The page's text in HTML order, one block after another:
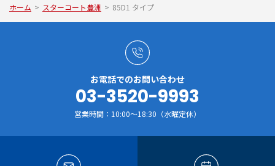
ホーム > スターコート豊洲 > 85D1 タイプ
お電話でのお問い合わせ
03-3520-9993
営業時間：10:00～18:30（水曜定休）